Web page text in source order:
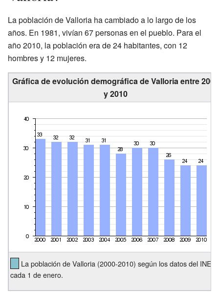
La población de Valloria ha cambiado a lo largo de los
años. En 1981, vivían 67 personas en el pueblo. Para el
año 2010, la población era de 24 habitantes, con 12
hombres y 12 mujeres.
Gráfica de evolución demográfica de Valloria entre 2000
y 2010
La población de Valloria (2000-2010) según los datos del INE
cada 1 de enero.